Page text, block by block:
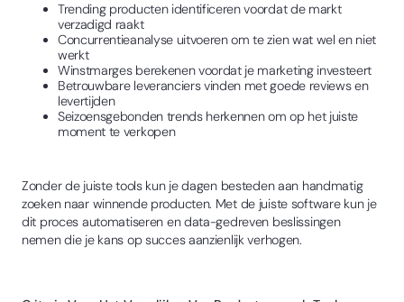
Trending producten identificeren voordat de markt
verzadigd raakt
Concurrentieanalyse uitvoeren om te zien wat wel en niet
werkt
Winstmarges berekenen voordat je marketing investeert
Betrouwbare leveranciers vinden met goede reviews en
levertijden
Seizoensgebonden trends herkennen om op het juiste
moment te verkopen
Zonder de juiste tools kun je dagen besteden aan handmatig
zoeken naar winnende producten. Met de juiste software kun je
dit proces automatiseren en data-gedreven beslissingen
nemen die je kans op succes aanzienlijk verhogen.